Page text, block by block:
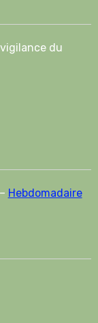
du
Hebdomadaire